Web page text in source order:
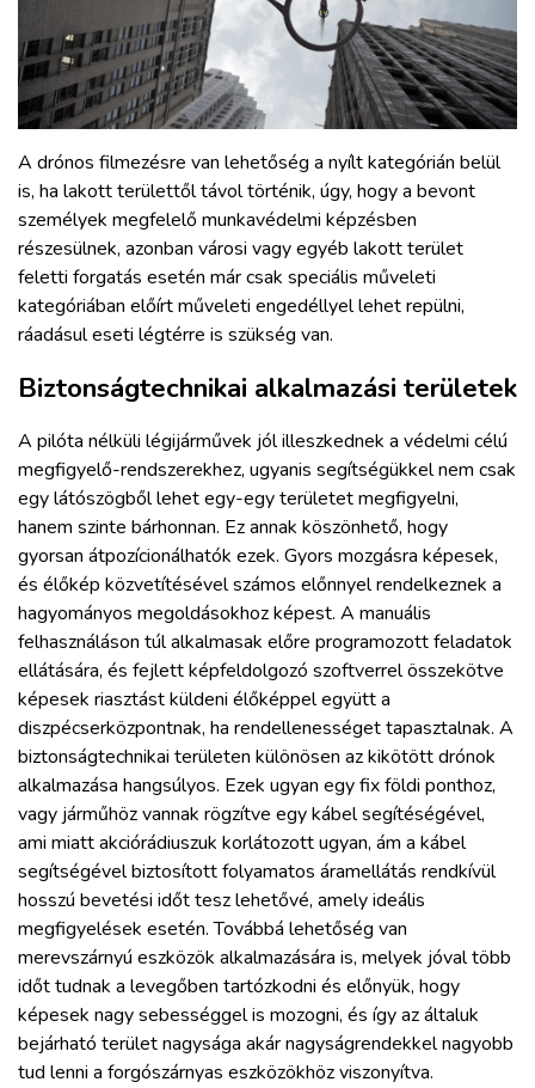
A drónos filmezésre van lehetőség a nyílt kategórián belül
is, ha lakott területtől távol történik, úgy, hogy a bevont
személyek megfelelő munkavédelmi képzésben
részesülnek, azonban városi vagy egyéb lakott terület
feletti forgatás esetén már csak speciális műveleti
kategóriában előírt műveleti engedéllyel lehet repülni,
ráadásul eseti légtérre is szükség van.
Biztonságtechnikai alkalmazási területek
A pilóta nélküli légijárművek jól illeszkednek a védelmi célú
megfigyelő-rendszerekhez, ugyanis segítségükkel nem csak
egy látószögből lehet egy-egy területet megfigyelni,
hanem szinte bárhonnan. Ez annak köszönhető, hogy
gyorsan átpozícionálhatók ezek. Gyors mozgásra képesek,
és élőkép közvetítésével számos előnnyel rendelkeznek a
hagyományos megoldásokhoz képest. A manuális
felhasználáson túl alkalmasak előre programozott feladatok
ellátására, és fejlett képfeldolgozó szoftverrel összekötve
képesek riasztást küldeni élőképpel együtt a
diszpécserközpontnak, ha rendellenességet tapasztalnak. A
biztonságtechnikai területen különösen az kikötött drónok
alkalmazása hangsúlyos. Ezek ugyan egy fix földi ponthoz,
vagy járműhöz vannak rögzítve egy kábel segítéségével,
ami miatt akciórádiuszuk korlátozott ugyan, ám a kábel
segítségével biztosított folyamatos áramellátás rendkívül
hosszú bevetési időt tesz lehetővé, amely ideális
megfigyelések esetén. Továbbá lehetőség van
merevszárnyú eszközök alkalmazására is, melyek jóval több
időt tudnak a levegőben tartózkodni és előnyük, hogy
képesek nagy sebességgel is mozogni, és így az általuk
bejárható terület nagysága akár nagyságrendekkel nagyobb
tud lenni a forgószárnyas eszközökhöz viszonyítva.